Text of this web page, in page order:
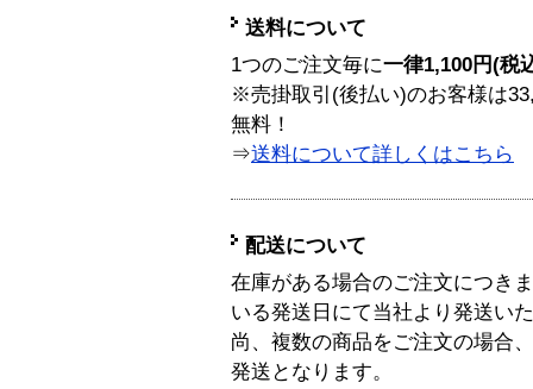
送料について
1つのご注文毎に一律1,100円(税
※売掛取引(後払い)のお客様は
無料！
⇒送料について詳しくはこちら
配送について
在庫がある場合のご注文につき
いる発送日にて当社より発送い
尚、複数の商品をご注文の場合
発送となります。